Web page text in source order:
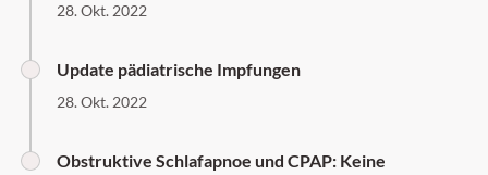
28. Okt. 2022
Update pädiatrische Impfungen
28. Okt. 2022
Obstruktive Schlafapnoe und CPAP: Keine